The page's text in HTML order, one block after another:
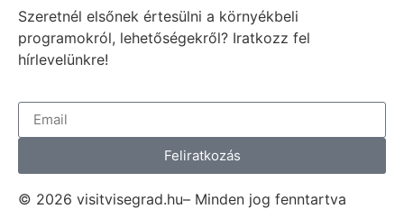
Szeretnél elsőnek értesülni a környékbeli
programokról, lehetőségekről? Iratkozz fel
hírlevelünkre!
Feliratkozás
© 2026 visitvisegrad.hu– Minden jog fenntartva